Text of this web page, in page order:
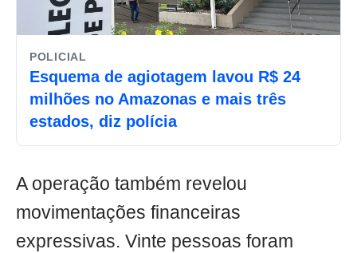
POLICIAL
Esquema de agiotagem lavou R$ 24
milhões no Amazonas e mais três
estados, diz polícia
A operação também revelou
movimentações financeiras
expressivas. Vinte pessoas foram